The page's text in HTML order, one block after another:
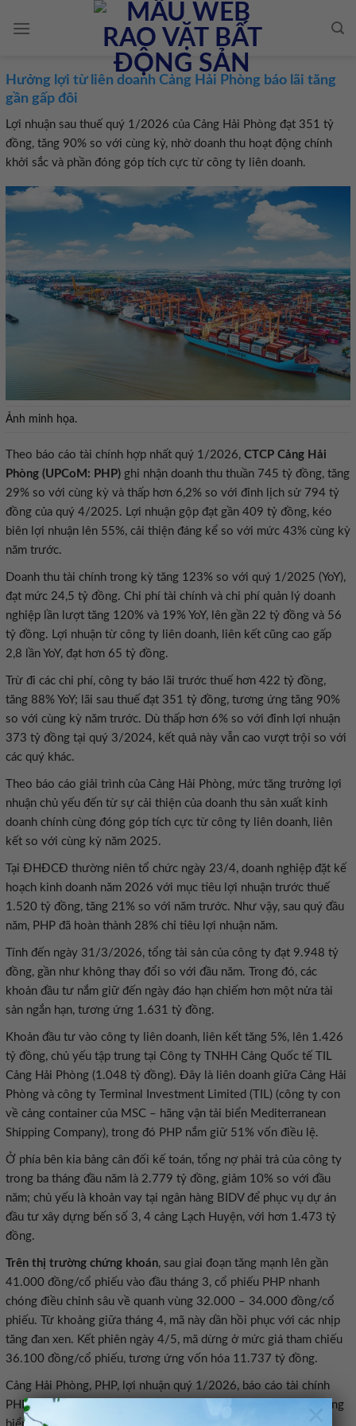
×
Hưởng lợi từ liên doanh Cảng Hải Phòng báo lãi tăng
gần gấp đôi
Lợi nhuận sau thuế quý 1/2026 của Cảng Hải Phòng đạt 351 tỷ
đồng, tăng 90% so với cùng kỳ, nhờ doanh thu hoạt động chính
khởi sắc và phần đóng góp tích cực từ công ty liên doanh.
Ảnh minh họa.
Theo báo cáo tài chính hợp nhất quý 1/2026, CTCP Cảng Hải
Phòng (UPCoM: PHP) ghi nhận doanh thu thuần 745 tỷ đồng, tăng
29% so với cùng kỳ và thấp hơn 6,2% so với đỉnh lịch sử 794 tỷ
đồng của quý 4/2025. Lợi nhuận gộp đạt gần 409 tỷ đồng, kéo
biên lợi nhuận lên 55%, cải thiện đáng kể so với mức 43% cùng kỳ
năm trước.
Doanh thu tài chính trong kỳ tăng 123% so với quý 1/2025 (YoY),
đạt mức 24,5 tỷ đồng. Chi phí tài chính và chi phí quản lý doanh
nghiệp lần lượt tăng 120% và 19% YoY, lên gần 22 tỷ đồng và 56
tỷ đồng. Lợi nhuận từ công ty liên doanh, liên kết cũng cao gấp
2,8 lần YoY, đạt hơn 65 tỷ đồng.
Trừ đi các chi phí, công ty báo lãi trước thuế hơn 422 tỷ đồng,
tăng 88% YoY; lãi sau thuế đạt 351 tỷ đồng, tương ứng tăng 90%
so với cùng kỳ năm trước. Dù thấp hơn 6% so với đỉnh lợi nhuận
373 tỷ đồng tại quý 3/2024, kết quả này vẫn cao vượt trội so với
các quý khác.
Theo báo cáo giải trình của Cảng Hải Phòng, mức tăng trưởng lợi
nhuận chủ yếu đến từ sự cải thiện của doanh thu sản xuất kinh
doanh chính cùng đóng góp tích cực từ công ty liên doanh, liên
kết so với cùng kỳ năm 2025.
Tại ĐHĐCĐ thường niên tổ chức ngày 23/4, doanh nghiệp đặt kế
hoạch kinh doanh năm 2026 với mục tiêu lợi nhuận trước thuế
1.520 tỷ đồng, tăng 21% so với năm trước. Như vậy, sau quý đầu
năm, PHP đã hoàn thành 28% chỉ tiêu lợi nhuận năm.
Tính đến ngày 31/3/2026, tổng tài sản của công ty đạt 9.948 tỷ
đồng, gần như không thay đổi so với đầu năm. Trong đó, các
khoản đầu tư nắm giữ đến ngày đáo hạn chiếm hơn một nửa tài
sản ngắn hạn, tương ứng 1.631 tỷ đồng.
Khoản đầu tư vào công ty liên doanh, liên kết tăng 5%, lên 1.426
tỷ đồng, chủ yếu tập trung tại Công ty TNHH Cảng Quốc tế TIL
Cảng Hải Phòng (1.048 tỷ đồng). Đây là liên doanh giữa Cảng Hải
Phòng và công ty Terminal Investment Limited (TIL) (công ty con
về cảng container của MSC – hãng vận tải biển Mediterranean
Shipping Company), trong đó PHP nắm giữ 51% vốn điều lệ.
Ở phía bên kia bảng cân đối kế toán, tổng nợ phải trả của công ty
trong ba tháng đầu năm là 2.779 tỷ đồng, giảm 10% so với đầu
năm; chủ yếu là khoản vay tại ngân hàng BIDV để phục vụ dự án
đầu tư xây dựng bến số 3, 4 cảng Lạch Huyện, với hơn 1.473 tỷ
đồng.
Trên thị trường chứng khoán, sau giai đoạn tăng mạnh lên gần
41.000 đồng/cổ phiếu vào đầu tháng 3, cổ phiếu PHP nhanh
chóng điều chỉnh sâu về quanh vùng 32.000 – 34.000 đồng/cổ
phiếu. Từ khoảng giữa tháng 4, mã này dần hồi phục với các nhịp
tăng đan xen. Kết phiên ngày 4/5, mã dừng ở mức giá tham chiếu
36.100 đồng/cổ phiếu, tương ứng vốn hóa 11.737 tỷ đồng.
Cảng Hải Phòng, PHP, lợi nhuận quý 1/2026, báo cáo tài chính
PHP, doanh thu Cảng Hải Phòng, lãi tăng 90%, doanh nghiệp cảng